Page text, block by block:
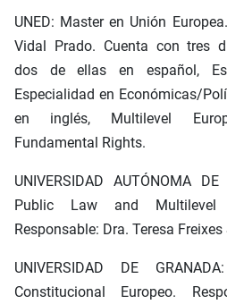
UNED: Master en Unión
Vidal Prado. Cuenta con tres
dos de ellas en español,
Especialidad en Económicas/
en inglés, Multilevel
Fundamental Rights.
UNIVERSIDAD AUTÓNOMA
Public Law and Multilevel
Responsable: Dra. Teresa
UNIVERSIDAD DE
Constitucional Europeo.